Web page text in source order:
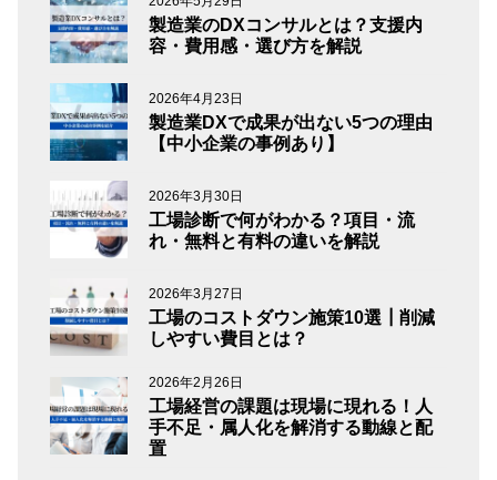
製造業のDXコンサルとは？支援内
容・費用感・選び方を解説
2026年4月23日
製造業DXで成果が出ない5つの理由
【中小企業の事例あり】
2026年3月30日
工場診断で何がわかる？項目・流
れ・無料と有料の違いを解説
2026年3月27日
工場のコストダウン施策10選┃削減
しやすい費目とは？
2026年2月26日
工場経営の課題は現場に現れる！人
手不足・属人化を解消する動線と配
置